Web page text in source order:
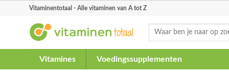
Vitaminentotaal - Alle vitaminen van A tot Z
Zoeken
Vitamines Voedingssupplementen